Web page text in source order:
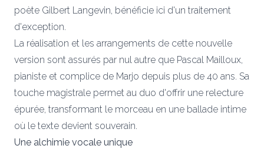
poète Gilbert Langevin, bénéficie ici d'un traitement
d'exception.
La réalisation et les arrangements de cette nouvelle
version sont assurés par nul autre que Pascal Mailloux,
pianiste et complice de Marjo depuis plus de 40 ans. Sa
touche magistrale permet au duo d'offrir une relecture
épurée, transformant le morceau en une ballade intime
où le texte devient souverain.
Une alchimie vocale unique